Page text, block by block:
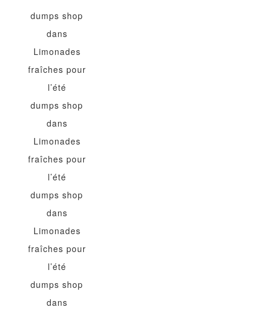
dumps shop
dans
Limonades
fraîches pour
l’été
dumps shop
dans
Limonades
fraîches pour
l’été
dumps shop
dans
Limonades
fraîches pour
l’été
dumps shop
dans